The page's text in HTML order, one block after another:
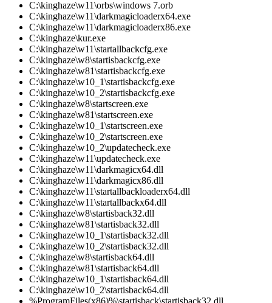
C:\kinghaze\w11\orbs\windows 7.orb
C:\kinghaze\w11\darkmagicloaderx64.exe
C:\kinghaze\w11\darkmagicloaderx86.exe
C:\kinghaze\kur.exe
C:\kinghaze\w11\startallbackcfg.exe
C:\kinghaze\w8\startisbackcfg.exe
C:\kinghaze\w81\startisbackcfg.exe
C:\kinghaze\w10_1\startisbackcfg.exe
C:\kinghaze\w10_2\startisbackcfg.exe
C:\kinghaze\w8\startscreen.exe
C:\kinghaze\w81\startscreen.exe
C:\kinghaze\w10_1\startscreen.exe
C:\kinghaze\w10_2\startscreen.exe
C:\kinghaze\w10_2\updatecheck.exe
C:\kinghaze\w11\updatecheck.exe
C:\kinghaze\w11\darkmagicx64.dll
C:\kinghaze\w11\darkmagicx86.dll
C:\kinghaze\w11\startallbackloaderx64.dll
C:\kinghaze\w11\startallbackx64.dll
C:\kinghaze\w8\startisback32.dll
C:\kinghaze\w81\startisback32.dll
C:\kinghaze\w10_1\startisback32.dll
C:\kinghaze\w10_2\startisback32.dll
C:\kinghaze\w8\startisback64.dll
C:\kinghaze\w81\startisback64.dll
C:\kinghaze\w10_1\startisback64.dll
C:\kinghaze\w10_2\startisback64.dll